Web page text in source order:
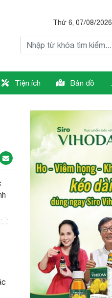
Thứ 6, 07/08/2026
Tiện ích Bản đồ .